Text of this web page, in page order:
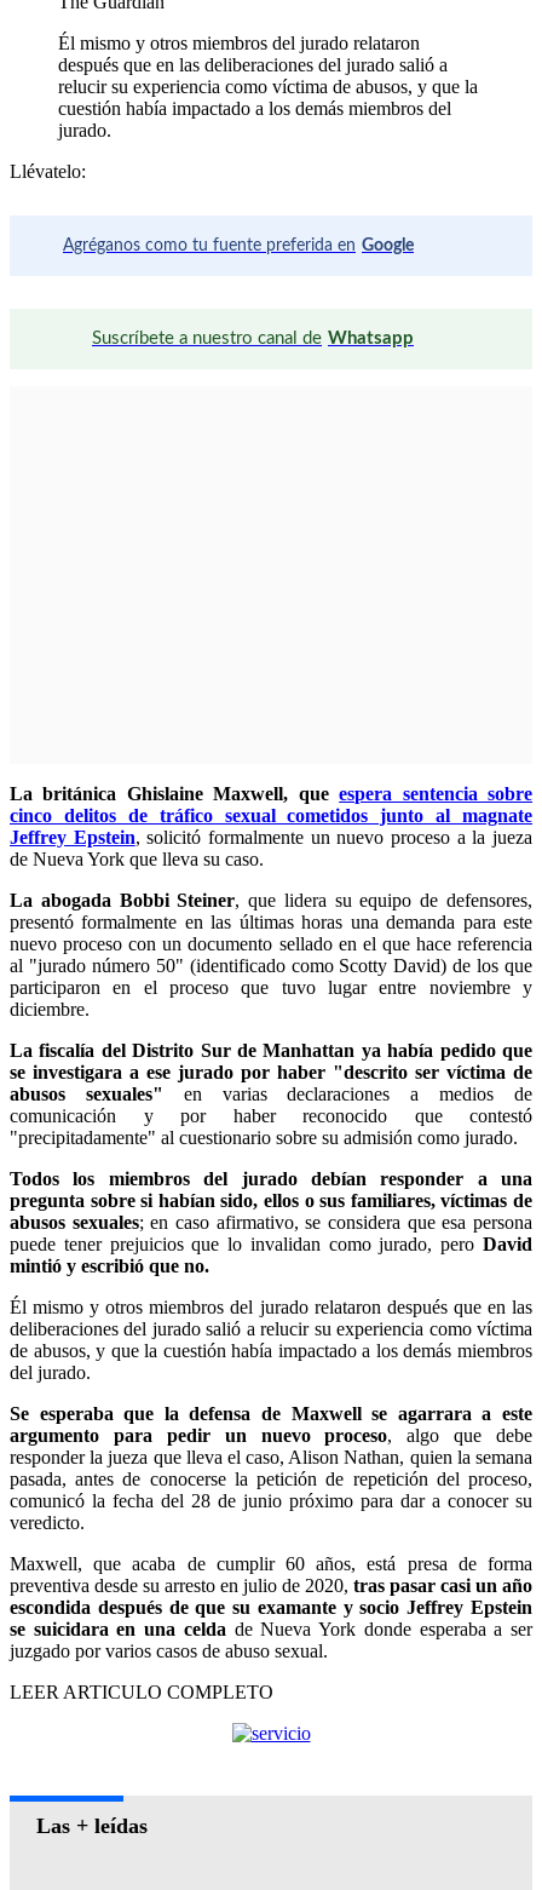
Él mismo y otros miembros del jurado relataron
después que en las deliberaciones del jurado salió a
relucir su experiencia como víctima de abusos, y que la
cuestión había impactado a los demás miembros del
jurado.
Llévatelo:
Agréganos como tu fuente preferida en Google
Suscríbete a nuestro canal de Whatsapp
La británica Ghislaine Maxwell, queespera sentencia sobre
cinco delitos de tráfico sexual cometidos junto al magnate
Jeffrey Epstein, solicitó formalmente un nuevo proceso a la jueza
de Nueva York que lleva su caso.
La abogada Bobbi Steiner, que lidera su equipo de defensores,
presentó formalmente en las últimas horas una demanda para este
nuevo proceso con un documento sellado en el que hace referencia
al "jurado número 50" (identificado como Scotty David) de los que
participaron en el proceso que tuvo lugar entre noviembre y
diciembre.
La fiscalía del Distrito Sur de Manhattan ya había pedido que
se investigara a ese jurado por haber "descrito ser víctima de
abusos sexuales"
en varias declaraciones a medios de
comunicación y por haber reconocido que contestó
"precipitadamente" al cuestionario sobre su admisión como jurado.
Todos los miembros del jurado debían responder a una
pregunta sobre si habían sido, ellos o sus familiares, víctimas de
abusos sexuales; en caso afirmativo, se considera que esa persona
puede tener prejuicios que lo invalidan como jurado, pero David
mintió y escribió que no.
Él mismo y otros miembros del jurado relataron después que en las
deliberaciones del jurado salió a relucir su experiencia como víctima
de abusos, y que la cuestión había impactado a los demás miembros
del jurado.
Se esperaba que la defensa de Maxwell se agarrara a este
argumento para pedir un nuevo proceso, algo que debe
responder la jueza que lleva el caso, Alison Nathan, quien la semana
pasada, antes de conocerse la petición de repetición del proceso,
comunicó la fecha del 28 de junio próximo para dar a conocer su
veredicto.
Maxwell, que acaba de cumplir 60 años, está presa de forma
preventiva desde su arresto en julio de 2020, tras pasar casi un año
escondida después de que su examante y socio Jeffrey Epstein
se suicidara en una celda de Nueva York donde esperaba a ser
juzgado por varios casos de abuso sexual.
LEER ARTICULO COMPLETO
Las + leídas